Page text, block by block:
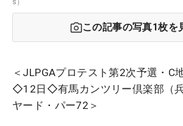
s）
この記事の写真1枚を
＜JLPGAプロテスト第2次予選・C
◇12日◇有馬カンツリー倶楽部（
ヤード・パー72＞